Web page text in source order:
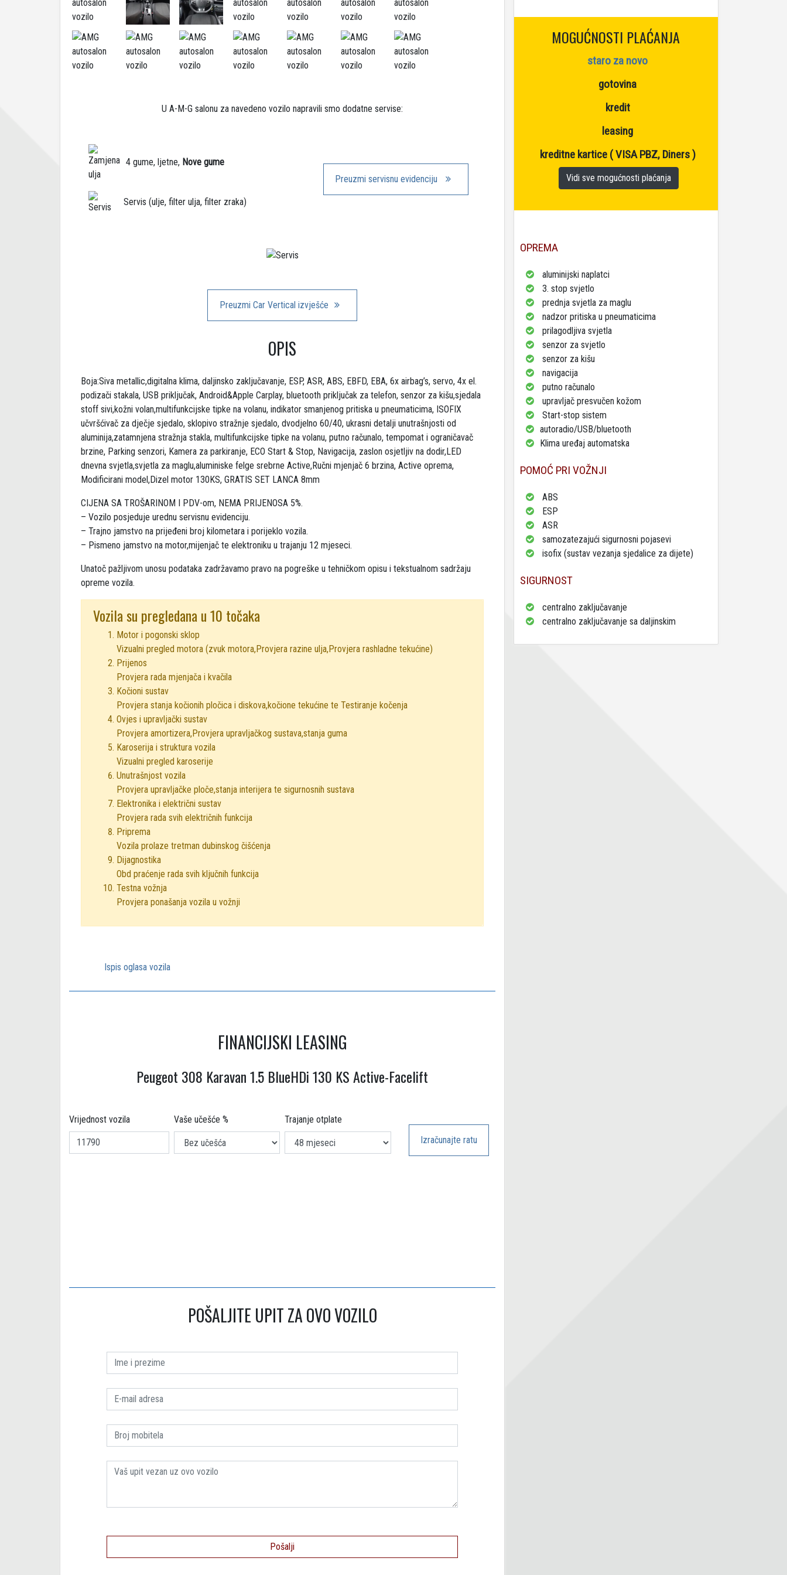
U A-M-G salonu za navedeno vozilo napravili smo dodatne servise:
4 gume, ljetne, Nove gume
Servis (ulje, filter ulja, filter zraka)
Preuzmi servisnu evidenciju
Preuzmi Car Vertical izvješće
OPIS
Boja:Siva metallic,digitalna klima, daljinsko zaključavanje, ESP, ASR, ABS, EBFD, EBA, 6x airbag’s, servo, 4x el.
podizači stakala, USB priključak, Android&Apple Carplay, bluetooth priključak za telefon, senzor za kišu,sjedala
stoff sivi,kožni volan,multifunkcijske tipke na volanu, indikator smanjenog pritiska u pneumaticima, ISOFIX
učvršćivač za dječje sjedalo, sklopivo stražnje sjedalo, dvodjelno 60/40, ukrasni detalji unutrašnjosti od
aluminija,zatamnjena stražnja stakla, multifunkcijske tipke na volanu, putno računalo, tempomat i ograničavač
brzine, Parking senzori, Kamera za parkiranje, ECO Start & Stop, Navigacija, zaslon osjetljiv na dodir,LED
dnevna svjetla,svjetla za maglu,aluminiske felge srebrne Active,Ručni mjenjač 6 brzina, Active oprema,
Modificirani model,Dizel motor 130KS, GRATIS SET LANCA 8mm
CIJENA SA TROŠARINOM I PDV-om, NEMA PRIJENOSA 5%.
– Vozilo posjeduje urednu servisnu evidenciju.
– Trajno jamstvo na prijeđeni broj kilometara i porijeklo vozila.
– Pismeno jamstvo na motor,mijenjač te elektroniku u trajanju 12 mjeseci.
Unatoč pažljivom unosu podataka zadržavamo pravo na pogreške u tehničkom opisu i tekstualnom sadržaju
opreme vozila.
Vozila su pregledana u 10 točaka
Motor i pogonski sklop
Vizualni pregled motora (zvuk motora,Provjera razine ulja,Provjera rashladne tekućine)
Prijenos
Provjera rada mjenjača i kvačila
Kočioni sustav
Provjera stanja kočionih pločica i diskova,kočione tekućine te Testiranje kočenja
Ovjes i upravljački sustav
Provjera amortizera,Provjera upravljačkog sustava,stanja guma
Karoserija i struktura vozila
Vizualni pregled karoserije
Unutrašnjost vozila
Provjera upravljačke ploče,stanja interijera te sigurnosnih sustava
Elektronika i električni sustav
Provjera rada svih električnih funkcija
Priprema
Vozila prolaze tretman dubinskog čišćenja
Dijagnostika
Obd praćenje rada svih ključnih funkcija
Testna vožnja
Provjera ponašanja vozila u vožnji
Ispis oglasa vozila
FINANCIJSKI LEASING
Peugeot 308 Karavan 1.5 BlueHDi 130 KS Active-Facelift
Vrijednost vozila Vaše učešće %
Trajanje otplate
Izračunajte ratu
POŠALJITE UPIT ZA OVO VOZILO
MOGUĆNOSTI PLAĆANJA
staro za novo
gotovina
kredit
leasing
kreditne kartice ( VISA PBZ, Diners )
Vidi sve mogućnosti plaćanja
OPREMA
aluminijski naplatci
3. stop svjetlo
prednja svjetla za maglu
nadzor pritiska u pneumaticima
prilagodljiva svjetla
senzor za svjetlo
senzor za kišu
navigacija
putno računalo
upravljač presvučen kožom
Start-stop sistem
autoradio/USB/bluetooth
Klima uređaj automatska
POMOĆ PRI VOŽNJI
ABS
ESP
ASR
samozatezajući sigurnosni pojasevi
isofix (sustav vezanja sjedalice za dijete)
SIGURNOST
centralno zaključavanje
centralno zaključavanje sa daljinskim